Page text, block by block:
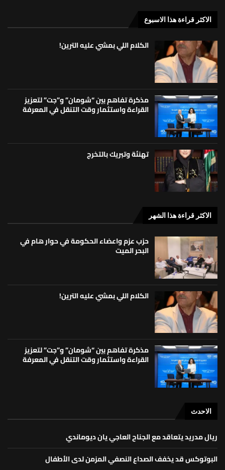
الاكثر قراءة هذا الاسبوع
الكلام اللي بمشي عليه الترين!
مذكرة تفاهم بين “شومان” و”جت” لتعزيز
القراءة واستثمار وقت التنقل في المعرفة
تهنئة وتبريك بالتخرج
الاكثر قراءة هذا الشهر
حزب عزم واعضاء الحكومة في حوار هام في
البحر الميت
الكلام اللي بمشي عليه الترين!
مذكرة تفاهم بين “شومان” و”جت” لتعزيز
القراءة واستثمار وقت التنقل في المعرفة
الاحدث
ريال مدريد يتعاقد مع الجناح العاجي يان ديوماندي
البوتوكس قد يخفف الصداع النصفي المزمن لدى الأطفال